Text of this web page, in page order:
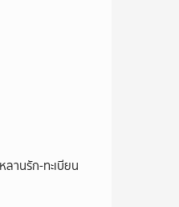
านรัก-ทะเบียน